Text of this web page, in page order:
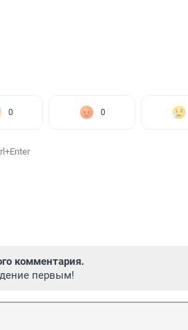
0 0
комментария.
первым!